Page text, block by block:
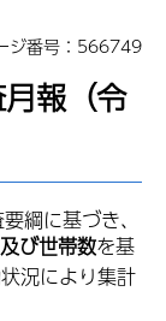
ジ番号：566749
報（令
綱に基づき、
び世帯数を基
況により集計